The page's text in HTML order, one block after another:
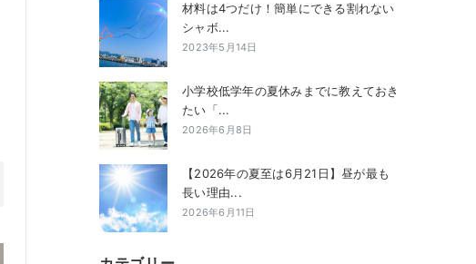
材料は4つだけ！簡単にできる割れない
シャボ...
2023年5月14日
小学校低学年の夏休みまでに教えておき
たい「...
2026年6月8日
【2026年の夏至は6月21日】昼が最も
長い理由...
2026年6月11日